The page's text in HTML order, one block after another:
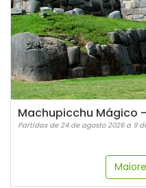
Machupicchu Mágico
Partidas de 24 de agosto 2026 a 9